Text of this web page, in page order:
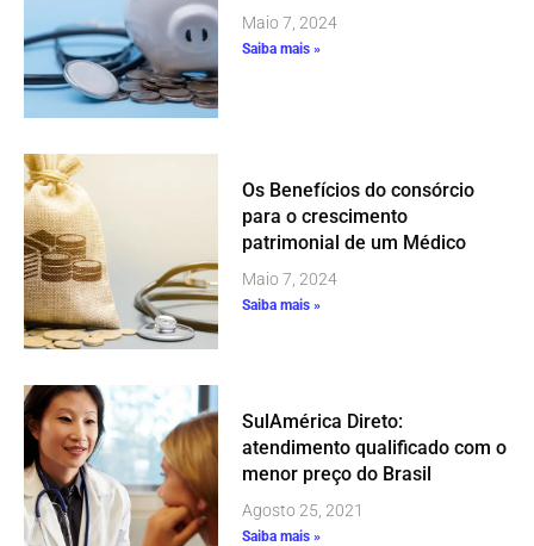
Maio 7, 2024
Saiba mais »
Os Benefícios do consórcio
para o crescimento
patrimonial de um Médico
Maio 7, 2024
Saiba mais »
SulAmérica Direto:
atendimento qualificado com o
menor preço do Brasil
Agosto 25, 2021
Saiba mais »